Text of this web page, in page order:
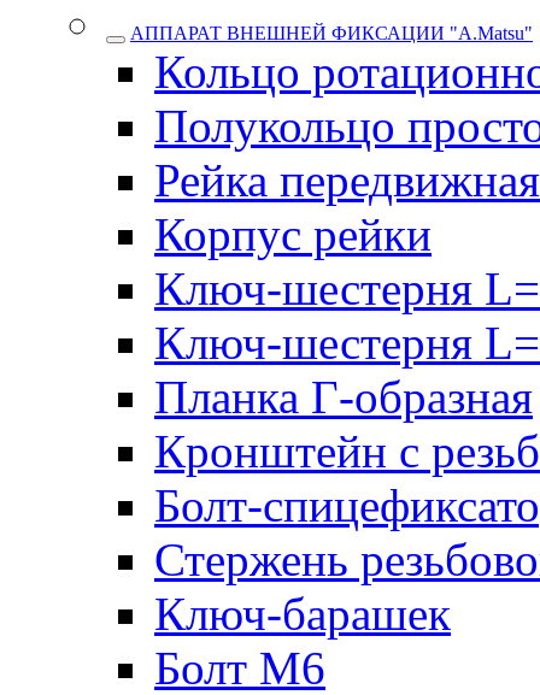
АППАРАТ ВНЕШНЕЙ ФИКСАЦИИ "A.Matsu"
Кольцо
Полукольцо
Рейка передвижная
Корпус рейки
Ключ-шестерня
Ключ-шестерня
Планка Г-образная
Кронштейн с
Болт-
Стержень
Ключ-барашек
Болт М6